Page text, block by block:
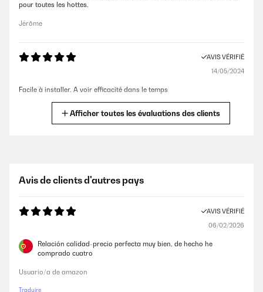
pour toutes les hottes.
Jérôme
AVIS VÉRIFIÉ
14/05/2024
Facile à installer. A voir efficacité dans le temps
corespondant à mon attente
AVIS VÉRIFIÉ
Correspond bien à la hotte Mirage 90. Reçu rapidement. Service client
réactif.
Abraham
Afficher toutes les évaluations des clients
Avis de clients d'autres pays
AVIS VÉRIFIÉ
06/02/2026
Relación calidad-precio perfecta muy bien, de hecho he
comprado cuatro
Usuario/a de amazon
Traduire